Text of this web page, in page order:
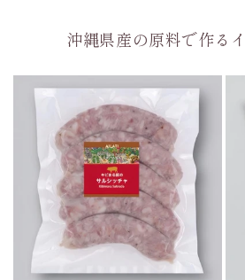
沖縄県産の原料で作る